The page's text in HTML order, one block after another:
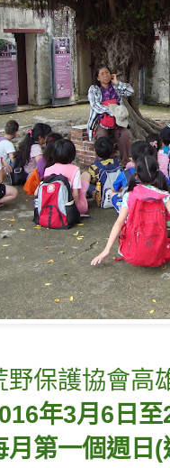
野保護協會高
年3月6日
月第一個週日